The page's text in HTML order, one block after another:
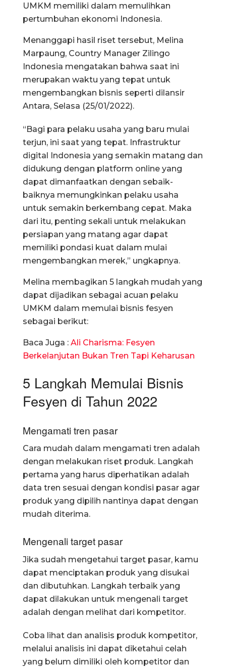
UMKM memiliki dalam memulihkan
pertumbuhan ekonomi Indonesia.
Menanggapi hasil riset tersebut, Melina
Marpaung, Country Manager Zilingo
Indonesia mengatakan bahwa saat ini
merupakan waktu yang tepat untuk
mengembangkan bisnis seperti dilansir
Antara, Selasa (25/01/2022).
“Bagi para pelaku usaha yang baru mulai
terjun, ini saat yang tepat. Infrastruktur
digital Indonesia yang semakin matang dan
didukung dengan platform online yang
dapat dimanfaatkan dengan sebaik-
baiknya memungkinkan pelaku usaha
untuk semakin berkembang cepat. Maka
dari itu, penting sekali untuk melakukan
persiapan yang matang agar dapat
memiliki pondasi kuat dalam mulai
mengembangkan merek,” ungkapnya.
Melina membagikan 5 langkah mudah yang
dapat dijadikan sebagai acuan pelaku
UMKM dalam memulai bisnis fesyen
sebagai berikut:
Baca Juga : Ali Charisma: Fesyen
Berkelanjutan Bukan Tren Tapi Keharusan
5 Langkah Memulai Bisnis
Fesyen di Tahun 2022
Mengamati tren pasar
Cara mudah dalam mengamati tren adalah
dengan melakukan riset produk. Langkah
pertama yang harus diperhatikan adalah
data tren sesuai dengan kondisi pasar agar
produk yang dipilih nantinya dapat dengan
mudah diterima.
Mengenali target pasar
Jika sudah mengetahui target pasar, kamu
dapat menciptakan produk yang disukai
dan dibutuhkan. Langkah terbaik yang
dapat dilakukan untuk mengenali target
adalah dengan melihat dari kompetitor.
Coba lihat dan analisis produk kompetitor,
melalui analisis ini dapat diketahui celah
yang belum dimiliki oleh kompetitor dan